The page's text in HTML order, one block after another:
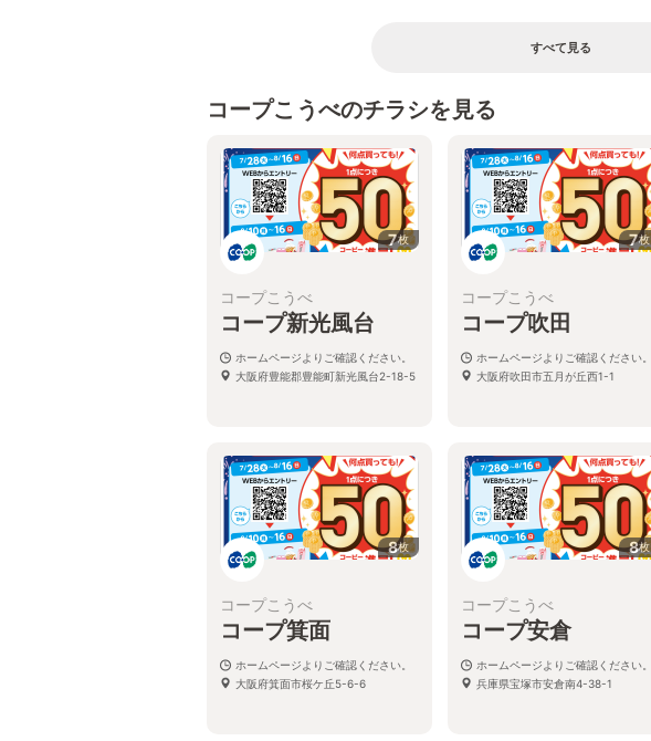
すべて見る
コープこうべのチラシを見る
7枚
コープこうべ
コープ新光風台
ホームページよりご確認ください。
大阪府豊能郡豊能町新光風台2-18-5
7枚
コープこうべ
コープ吹田
ホームページよりご確認ください。
大阪府吹田市五月が丘西1-1
8枚
コープこうべ
コープ箕面
ホームページよりご確認ください。
大阪府箕面市桜ケ丘5-6-6
8枚
コープこうべ
コープ安倉
ホームページよりご確認ください。
兵庫県宝塚市安倉南4-38-1